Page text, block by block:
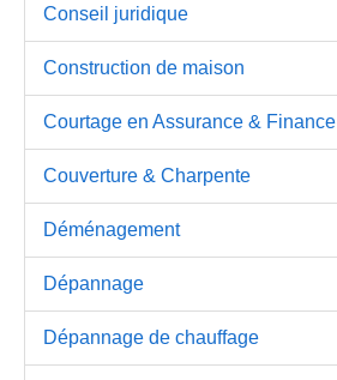
Conseil juridique
Construction de maison
Courtage en Assurance & Finance
Couverture & Charpente
Déménagement
Dépannage
Dépannage de chauffage